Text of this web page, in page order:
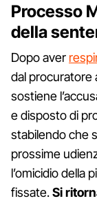
Processo
della
Dopo aver
dal procuratore
sostiene
e disposto di
stabilendo che
prossime
l’omicidio della
fissate.Si